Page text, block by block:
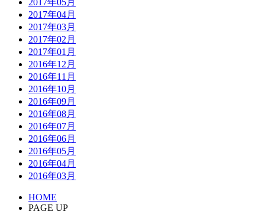
2017年04月
2017年03月
2017年02月
2017年01月
2016年12月
2016年11月
2016年10月
2016年09月
2016年08月
2016年07月
2016年06月
2016年05月
2016年04月
2016年03月
HOME
PAGE UP